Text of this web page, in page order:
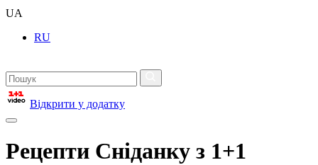
UA
RU
Відкрити у додатку
Рецепти Сніданку з 1+1